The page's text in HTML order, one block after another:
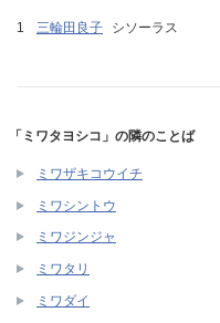
三輪田良子 シソーラス
「ミワタヨシコ」の隣のことば
ミワザキコウイチ
ミワシントウ
ミワジンジャ
ミワタリ
ミワダイ